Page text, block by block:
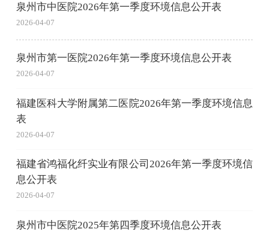
泉州市中医院2026年第一季度环境信息公开表
2026-04-07
泉州市第一医院2026年第一季度环境信息公开表
2026-04-07
福建医科大学附属第二医院2026年第一季度环境信息
表
2026-04-07
福建省鸿福化纤实业有限公司2026年第一季度环境信
息公开表
2026-04-07
泉州市中医院2025年第四季度环境信息公开表